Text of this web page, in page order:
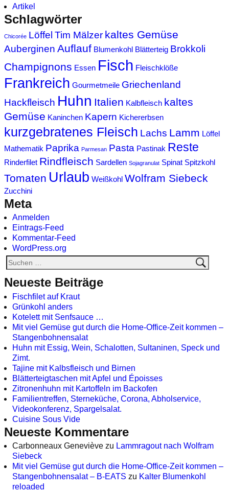
Artikel
Schlagwörter
Chicorée Löffel Tim Mälzer kaltes Gemüse
Auberginen Auflauf Blumenkohl Blätterteig Brokkoli
Champignons Essen Fisch Fleischklöße
Frankreich Gourmetmeile Griechenland
Hackfleisch Huhn Italien Kalbfleisch kaltes
Gemüse Kaninchen Kapern Kichererbsen
kurzgebratenes Fleisch Lachs Lamm Löffel
Mathematik Paprika Parmesan Pasta Pastinak Reste
Rinderfilet Rindfleisch Sardellen Sojagranulat Spinat Spitzkohl
Tomaten Urlaub Weißkohl Wolfram Siebeck
Zucchini
Meta
Anmelden
Eintrags-Feed
Kommentar-Feed
WordPress.org
Neueste Beiträge
Fischfilet auf Kraut
Grünkohl anders
Kotelett mit Senfsauce …
Mit viel Gemüse gut durch die Home-Office-Zeit kommen –
Stangenbohnensalat
Huhn mit Essig, Wein, Schalotten, Sultaninen, Speck und
Zimt.
Tajine mit Kalbsfleisch und Birnen
Blätterteigtaschen mit Apfel und Époisses
Zitronenhuhn mit Kartoffeln im Backofen
Familientreffen, Sterneküche, Corona, Abholservice,
Videokonferenz, Spargelsalat.
Cuisine Sous Vide
Neueste Kommentare
Carbonneaux Geneviève zu Lammragout nach Wolfram
Siebeck
Mit viel Gemüse gut durch die Home-Office-Zeit kommen –
Stangenbohnensalat – B-EATS zu Kalter Blumenkohl
reloaded